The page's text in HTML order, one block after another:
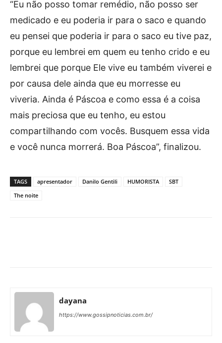
“Eu não posso tomar remédio, não posso ser
medicado e eu poderia ir para o saco e quando
eu pensei que poderia ir para o saco eu tive paz,
porque eu lembrei em quem eu tenho crido e eu
lembrei que porque Ele vive eu também viverei e
por causa dele ainda que eu morresse eu
viveria. Ainda é Páscoa e como essa é a coisa
mais preciosa que eu tenho, eu estou
compartilhando com vocês. Busquem essa vida
e você nunca morrerá. Boa Páscoa”, finalizou.
TAGS apresentador Danilo Gentili HUMORISTA
SBT
The noite
dayana
https://www.gossipnoticias.com.br/